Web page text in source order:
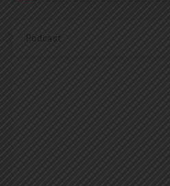
Podcast